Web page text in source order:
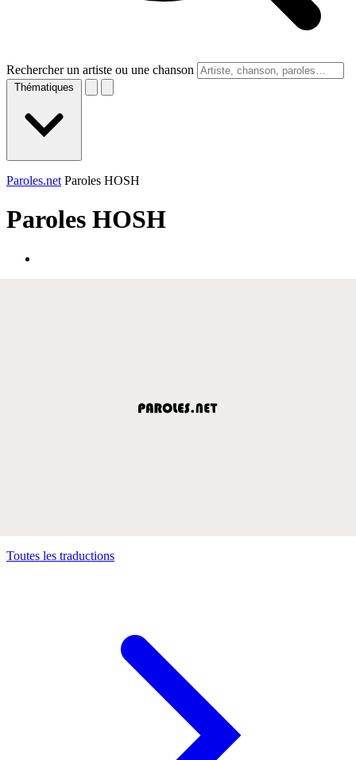
Rechercher un artiste ou une chanson
Thématiques
Paroles.net Paroles HOSH
Paroles HOSH
Toutes les traductions